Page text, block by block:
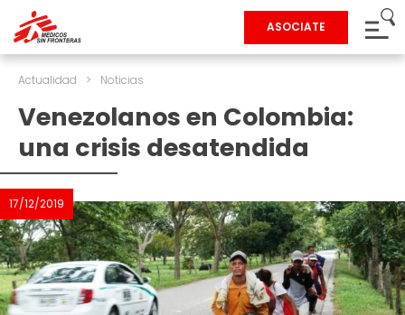
ASOCIATE
Actualidad > Noticias
Venezolanos en Colombia:
una crisis desatendida
17/12/2019